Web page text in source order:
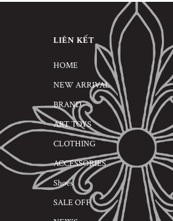
LIÊN KẾT
HOME
NEW ARRIVAL
BRAND
ART TOYS
CLOTHING
ACCESSORIES
Shoes
SALE OFF